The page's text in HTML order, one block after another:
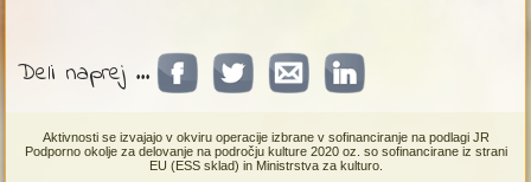
Deli naprej ...
Aktivnosti se izvajajo v okviru operacije izbrane v sofinanciranje na podlagi JR
Podporno okolje za delovanje na področju kulture 2020 oz. so sofinancirane iz strani
EU (ESS sklad) in Ministrstva za kulturo.